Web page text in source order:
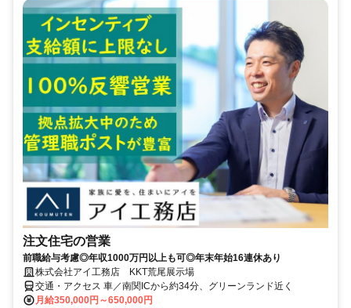
注文住宅の営業
前職給与考慮◎年収1000万円以上も可◎年末年始16連休あり
株式会社アイ工務店 KKT荒尾展示場
交通・アクセス 車／南関ICから約34分、グリーンランド近く
月給350,000円～650,000円